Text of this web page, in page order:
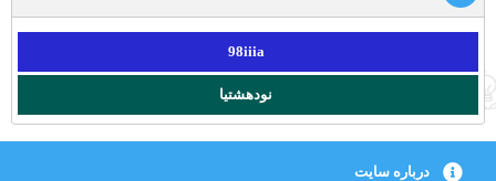
98iiia
نودهشتیا
درباره سایت